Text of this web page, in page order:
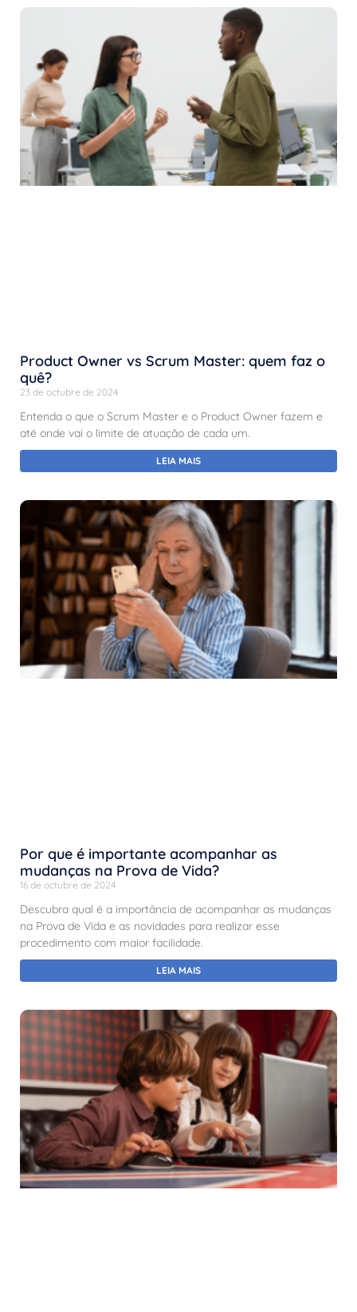
Product Owner vs Scrum Master: quem faz o
quê?
23 de octubre de 2024
Entenda o que o Scrum Master e o Product Owner fazem e
até onde vai o limite de atuação de cada um.
LEIA MAIS
Por que é importante acompanhar as
mudanças na Prova de Vida?
16 de octubre de 2024
Descubra qual é a importância de acompanhar as mudanças
na Prova de Vida e as novidades para realizar esse
procedimento com maior facilidade.
LEIA MAIS